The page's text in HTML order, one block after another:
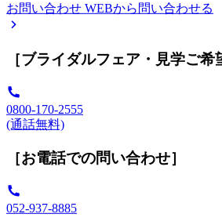
お問い合わせ WEBから問い合わせる
［ブライダルフェア・見学ご希
0800-170-2555
(通話無料)
［お電話での問い合わせ］
052-937-8885